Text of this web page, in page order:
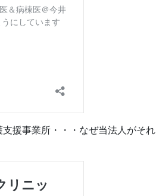
援事業所・・・なぜ当法人がそれ